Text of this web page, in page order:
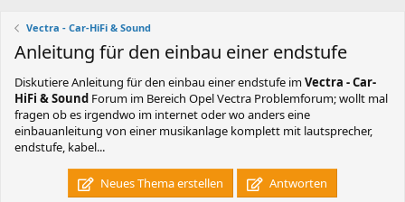
Vectra - Car-HiFi & Sound
Anleitung für den einbau einer endstufe
DiskutiereAnleitung für den einbau einer endstufe imVectra - Car-
HiFi & Sound Forum im Bereich Opel Vectra Problemforum; wollt mal
fragen ob es irgendwo im internet oder wo anders eine
einbauanleitung von einer musikanlage komplett mit lautsprecher,
endstufe, kabel...
Neues Thema erstellen Antworten